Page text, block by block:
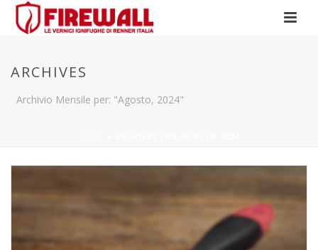
ARCHIVES
Archivio Mensile per: "Agosto, 2024"